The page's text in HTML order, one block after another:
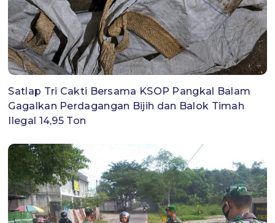
Satlap Tri Cakti Bersama KSOP Pangkal Balam
Gagalkan Perdagangan Bijih dan Balok Timah
Ilegal 14,95 Ton